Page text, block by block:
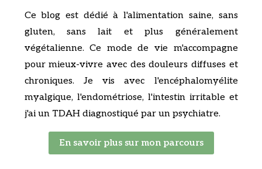
Ce blog est dédié à l'alimentation saine, sans
gluten, sans lait et plus généralement
végétalienne. Ce mode de vie m'accompagne
pour mieux-vivre avec des douleurs diffuses et
chroniques. Je vis avec l'encéphalomyélite
myalgique, l'endométriose, l'intestin irritable et
j'ai un TDAH diagnostiqué par un psychiatre.
En savoir plus sur mon parcours